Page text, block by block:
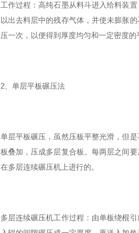
工作过程：高纯石墨从料斗进入给料装
以出去料层中的残存气体，并使未膨胀
压一次，以便得到厚度均匀和一定密度
2、单层平板碾压法
单层平板碾压，虽然压板平整光滑，但
板叠加，压成多层复合板。每两层之间
在多层连续碾压机上进行的。
多层连续碾压机工作过程：由单板绕棍